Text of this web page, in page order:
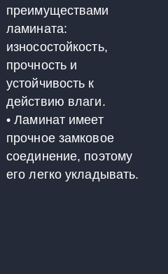
преимуществами
ламината:
износостойкость,
прочность и
устойчивость к
действию влаги.
• Ламинат имеет
прочное замковое
соединение, поэтому
его легко укладывать.